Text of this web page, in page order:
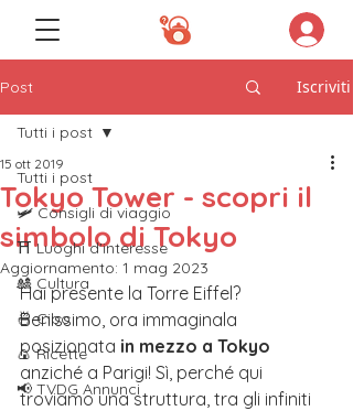
Post Iscriviti
Tutti i post
🛩️ Consigli di viaggio
⛩️ Luoghi d'interesse
🎎 Cultura
🍜 Cibo
🍙 Ricette
📢 TVDG Annunci
Tutti i post
Tokyo Tower - scopri il
simbolo di Tokyo
15 ott 2019
Aggiornamento: 1 mag 2023
Hai presente la Torre Eiffel?
Benissimo, ora immaginala
posizionata in mezzo a Tokyo
anziché a Parigi! Sì, perché qui
troviamo una struttura, tra gli infiniti